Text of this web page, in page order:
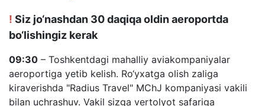
! Siz jo‘nashdan 30 daqiqa oldin aeroportda
bo‘lishingiz kerak
09:30 – Toshkentdagi mahalliy aviakompaniyalar
aeroportiga yetib kelish. Ro‘yxatga olish zaliga
kiraverishda "Radius Travel" MChJ kompaniyasi vakili
bilan uchrashuv. Vakil sizga vertolyot safariga